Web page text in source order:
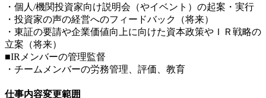
・個人/機関投資家向け説明会（やイベント）の起案・実行
・投資家の声の経営へのフィードバック（将来）
・東証の要請や企業価値向上に向けた資本政策やＩＲ戦略の
立案（将来）
■IRメンバーの管理監督
・チームメンバーの労務管理、評価、教育
仕事内容変更範囲